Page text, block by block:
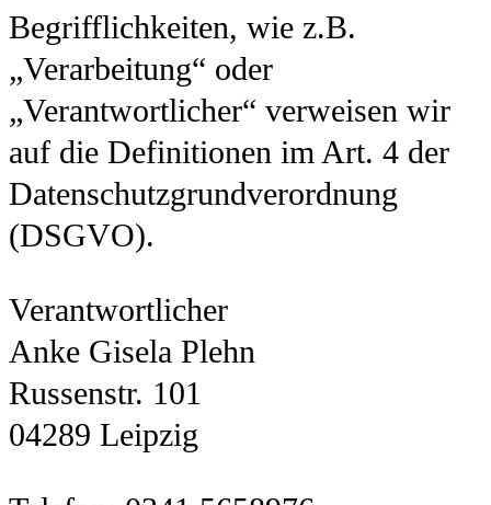
Begrifflichkeiten, wie z.B.
„Verarbeitung“ oder
„Verantwortlicher“ verweisen wir
auf die Definitionen im Art. 4 der
Datenschutzgrundverordnung
(DSGVO).
Verantwortlicher
Anke Gisela Plehn
Russenstr. 101
04289 Leipzig